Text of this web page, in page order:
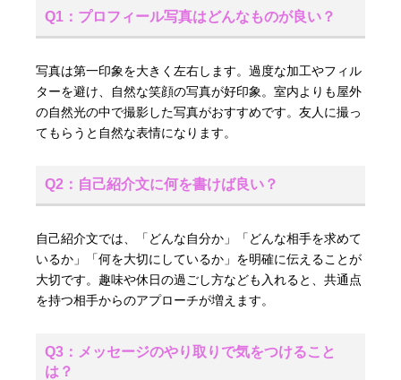
Q1：プロフィール写真はどんなものが良い？
写真は第一印象を大きく左右します。過度な加工やフィル
ターを避け、自然な笑顔の写真が好印象。室内よりも屋外
の自然光の中で撮影した写真がおすすめです。友人に撮っ
てもらうと自然な表情になります。
Q2：自己紹介文に何を書けば良い？
自己紹介文では、「どんな自分か」「どんな相手を求めて
いるか」「何を大切にしているか」を明確に伝えることが
大切です。趣味や休日の過ごし方なども入れると、共通点
を持つ相手からのアプローチが増えます。
Q3：メッセージのやり取りで気をつけること
は？